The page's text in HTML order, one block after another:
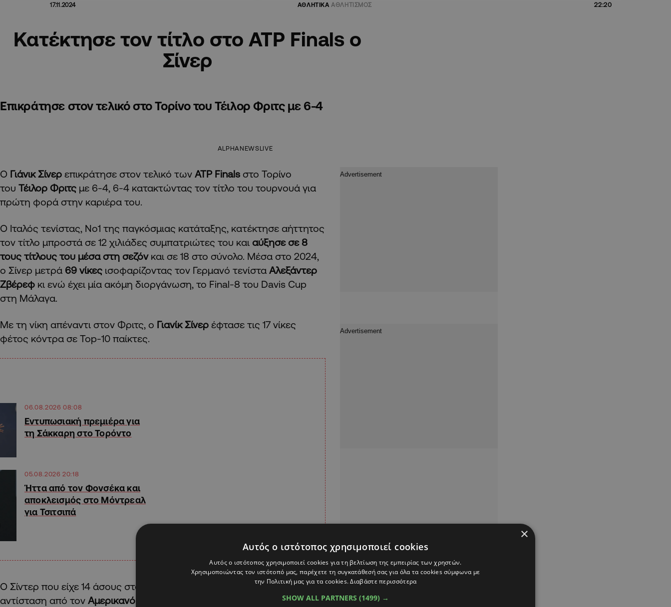
17.11.2024 ΑΘΛΗΤΙΚΑ ΑΘΛΗΤΙΣΜΟΣ 22:20
Κατέκτησε τον τίτλο στο ATP Finals ο
Σίνερ
Eπικράτησε στον τελικό στο Τορίνο του Τέιλορ Φριτς με 6-4
ALPHANEWSLIVE
Ο Γιάνικ Σίνερ επικράτησε στον τελικό των ATP Finals στο Τορίνο
του Τέιλορ Φριτς με 6-4, 6-4 κατακτώντας τον τίτλο του τουρνουά για
πρώτη φορά στην καριέρα του.
Ο Ιταλός τενίστας, No1 της παγκόσμιας κατάταξης, κατέκτησε αήττητος
τον τίτλο μπροστά σε 12 χιλιάδες συμπατριώτες του και αύξησε σε 8
τους τίτλους του μέσα στη σεζόνκαι σε 18 στο σύνολο. Μέσα στο 2024,
ο Σίνερ μετρά 69 νίκες ισοφαρίζοντας τον Γερμανό τενίστα Αλεξάντερ
Ζβέρεφ κι ενώ έχει μία ακόμη διοργάνωση, το Final-8 του Davis Cup
στη Μάλαγα.
Με τη νίκη απέναντι στον Φριτς, ο Γιανίκ Σίνερ έφτασε τις 17 νίκες
φέτος κόντρα σε Top-10 παίκτες.
06.08.2026 08:08
Εντυπωσιακή πρεμιέρα για
τη Σάκκαρη στο Τορόντο
05.08.2026 20:18
Ήττα από τον Φονσέκα και
αποκλεισμός στο Μόντρεαλ
για Τσιτσιπά
Ο Σίντερ που είχε 14 άσους στο παιχνίδι δεν βρήκε ουσιαστική
αντίσταση από τον Αμερικανό τενίστα
και με δύο break, ένα σε κάθε σετ
×
Αυτός ο ιστότοπος χρησιμοποιεί cookies
Αυτός ο ιστότοπος χρησιμοποιεί cookies για τη βελτίωση της εμπειρίας των χρηστών.
Χρησιμοποιώντας τον ιστότοπό μας, παρέχετε τη συγκατάθεσή σας για όλα τα cookies σύμφωνα με
την Πολιτική μας για τα cookies.Διαβάστε περισσότερα
SHOW ALL PARTNERS (1499) →